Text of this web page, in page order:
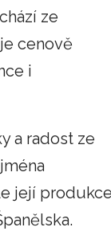
ze
cenově
i
a radost ze
její